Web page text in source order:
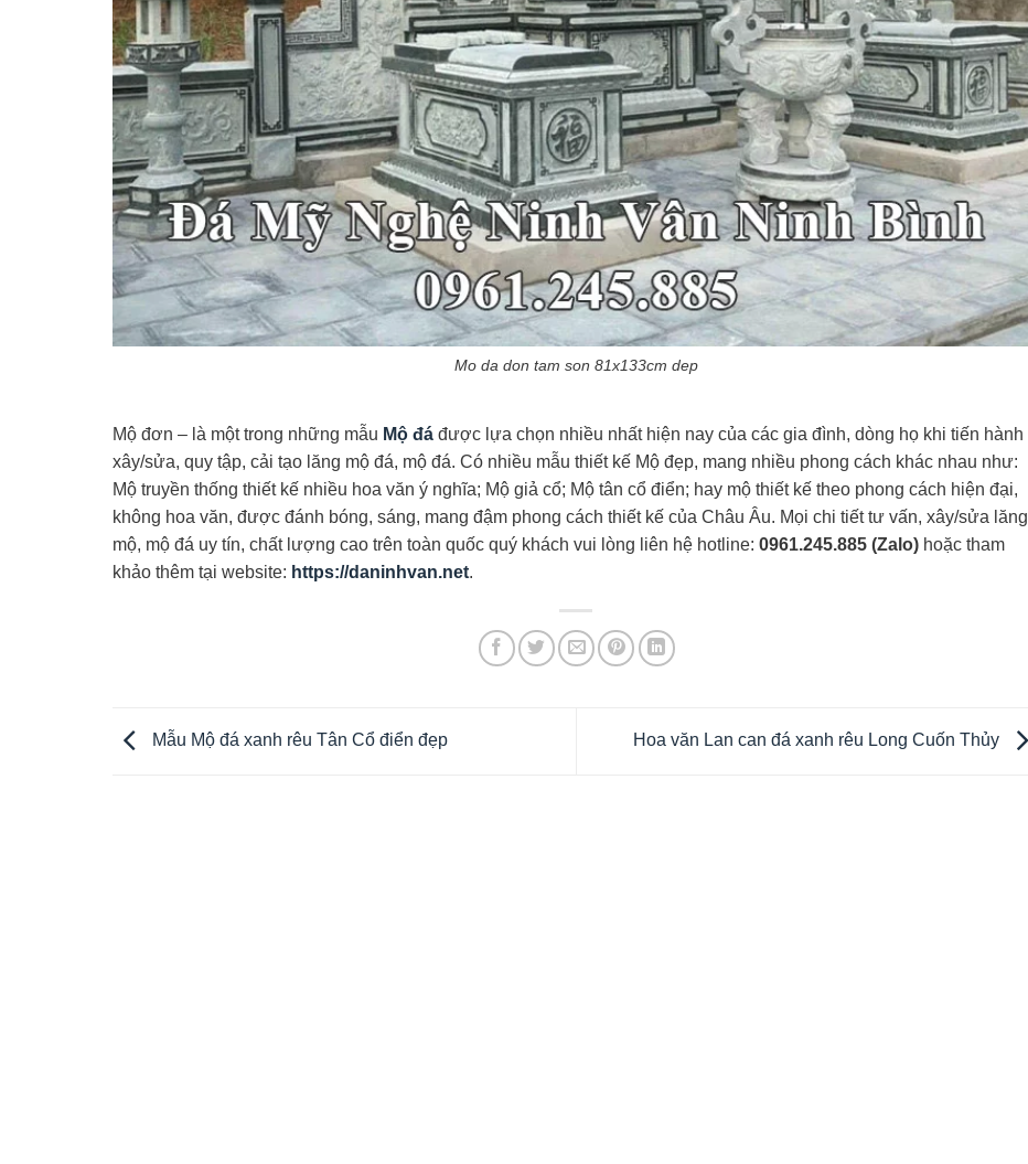
Mo da don tam son 81x133cm dep
Mộ đơn – là một trong những mẫu Mộ đá được lựa chọn nhiều nhất hiện nay của các gia đình, dòng họ khi tiến hành
xây/sửa, quy tập, cải tạo lăng mộ đá, mộ đá. Có nhiều mẫu thiết kế Mộ đẹp, mang nhiều phong cách khác nhau như:
Mộ truyền thống thiết kế nhiều hoa văn ý nghĩa; Mộ giả cổ; Mộ tân cổ điển; hay mộ thiết kế theo phong cách hiện đại,
không hoa văn, được đánh bóng, sáng, mang đậm phong cách thiết kế của Châu Âu. Mọi chi tiết tư vấn, xây/sửa lăng
mộ, mộ đá uy tín, chất lượng cao trên toàn quốc quý khách vui lòng liên hệ hotline: 0961.245.885 (Zalo) hoặc tham
khảo thêm tại website: https://daninhvan.net.
Mẫu Mộ đá xanh rêu Tân Cổ điển đẹp Hoa văn Lan can đá xanh rêu Long Cuốn Thủy